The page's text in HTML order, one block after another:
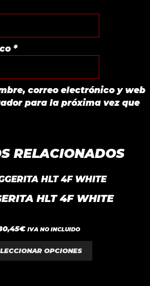
*
correo electrónico y web
para la próxima vez que
RELACIONADOS
HLT 4F WHITE
0
d
e
5
€ IVA NO INCLUIDO
OPCIONES